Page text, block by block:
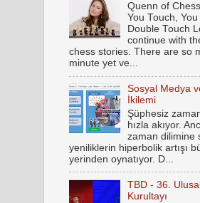
Quenn of
You Touch,
Double Touch
continue with
chess stories. There are so
minute yet ve...
Sosyal Medya
İkilemi
Şüphesiz
hızla akıyor.
zaman dilimine
yeniliklerin hiperbolik artışı
yerinden oynatıyor. D...
TBD - 36.
Kurultayı